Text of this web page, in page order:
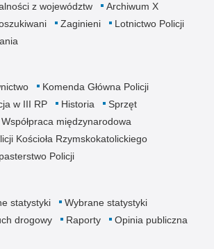
z województw
Archiwum X
Zaginieni
Lotnictwo Policji
Komenda Główna Policji
w III RP Historia
Sprzęt
Współpraca międzynarodowa
Kościoła Rzymskokatolickiego
Policji
statystyki
Wybrane statystyki
drogowy Raporty Opinia publiczna